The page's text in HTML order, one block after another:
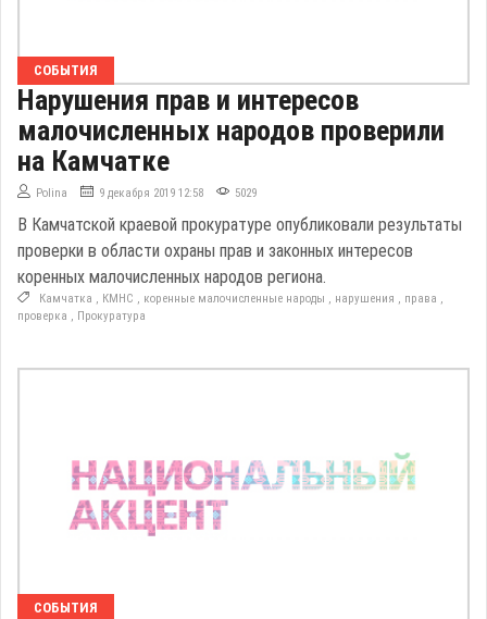
СОБЫТИЯ
Нарушения прав и интересов
малочисленных народов проверили
на Камчатке
Polina 9 декабря 2019 12:58 5029
В Камчатской краевой прокуратуре опубликовали результаты
проверки в области охраны прав и законных интересов
коренных малочисленных народов региона.
Камчатка КМНС коренные малочисленные народы нарушения права
проверка
Прокуратура
СОБЫТИЯ